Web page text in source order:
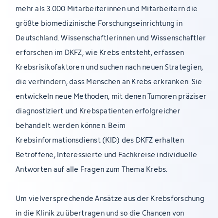
mehr als 3.000 Mitarbeiterinnen und Mitarbeitern die
größte biomedizinische Forschungseinrichtung in
Deutschland. Wissenschaftlerinnen und Wissenschaftler
erforschen im DKFZ, wie Krebs entsteht, erfassen
Krebsrisikofaktoren und suchen nach neuen Strategien,
die verhindern, dass Menschen an Krebs erkranken. Sie
entwickeln neue Methoden, mit denen Tumoren präziser
diagnostiziert und Krebspatienten erfolgreicher
behandelt werden können. Beim
Krebsinformationsdienst (KID) des DKFZ erhalten
Betroffene, Interessierte und Fachkreise individuelle
Antworten auf alle Fragen zum Thema Krebs.
Um vielversprechende Ansätze aus der Krebsforschung
in die Klinik zu übertragen und so die Chancen von